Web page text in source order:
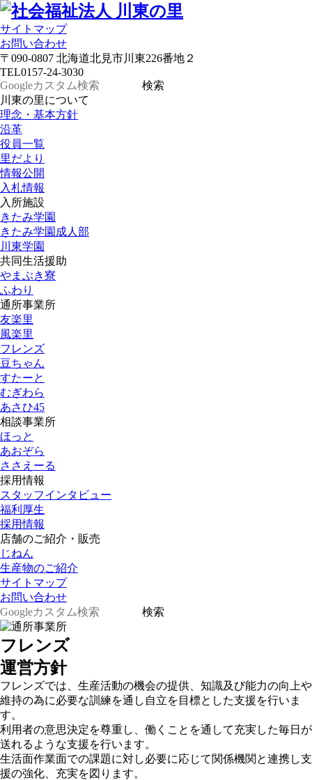
サイトマップ
お問い合わせ
〒090-0807 北海道北見市川東226番地２
TEL0157-24-3030
川東の里について
理念・基本方針
沿革
役員一覧
里だより
情報公開
入札情報
入所施設
きたみ学園
きたみ学園成人部
川東学園
共同生活援助
やまぶき寮
ふわり
通所事業所
友楽里
風楽里
フレンズ
豆ちゃん
すたーと
むぎわら
あさひ45
相談事業所
ほっと
あおぞら
ささえーる
採用情報
スタッフインタビュー
福利厚生
採用情報
店舗のご紹介・販売
じねん
生産物のご紹介
サイトマップ
お問い合わせ
フレンズ
運営方針
フレンズでは、生産活動の機会の提供、知識及び能力の向上や
維持の為に必要な訓練を通し自立を目標とした支援を行いま
す。
利用者の意思決定を尊重し、働くことを通して充実した毎日が
送れるような支援を行います。
生活面作業面での課題に対し必要に応じて関係機関と連携し支
援の強化、充実を図ります。